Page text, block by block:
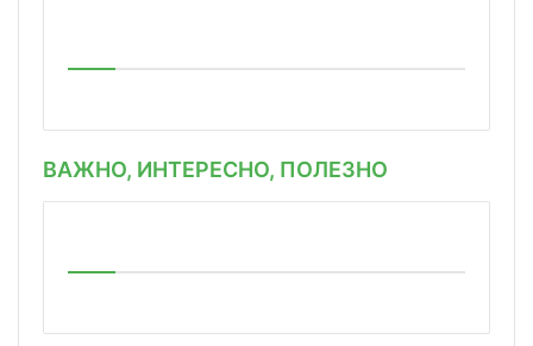
ВАЖНО, ИНТЕРЕСНО, ПОЛЕЗНО